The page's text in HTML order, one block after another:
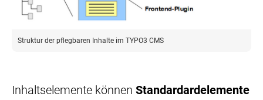
Struktur der pflegbaren Inhalte im TYPO3 CMS
Inhaltselemente können Standardardelemente